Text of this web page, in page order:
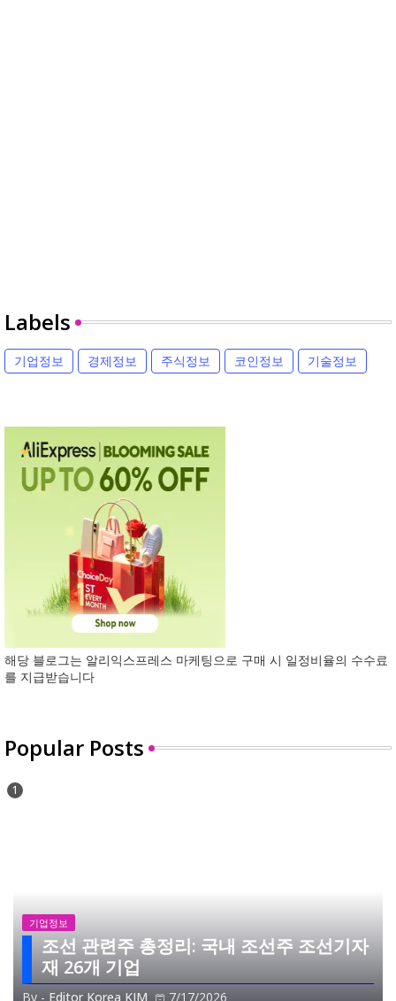
Labels
기업정보 경제정보 주식정보 코인정보 기술정보
해당 블로그는 알리익스프레스 마케팅으로 구매 시 일정비율의 수수료
를 지급받습니다
Popular Posts
기업정보
조선 관련주 총정리: 국내 조선주 조선기자
재 26개 기업
By - Editor Korea KIM 7/17/2026